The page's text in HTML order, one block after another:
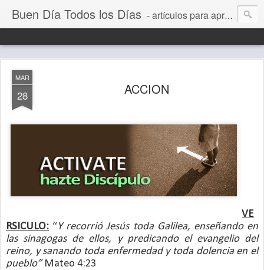
Buen Día Todos los Días - artículos para aprender a vivir mejor, un día a la vez. Por Juan C Quintero
MAR
28 ACCION
VE
RSICULO: “Y recorrió Jesús toda Galilea, enseñando en
las sinagogas de ellos, y predicando el evangelio del
reino, y sanando toda enfermedad y toda dolencia en el
pueblo”Mateo 4:23